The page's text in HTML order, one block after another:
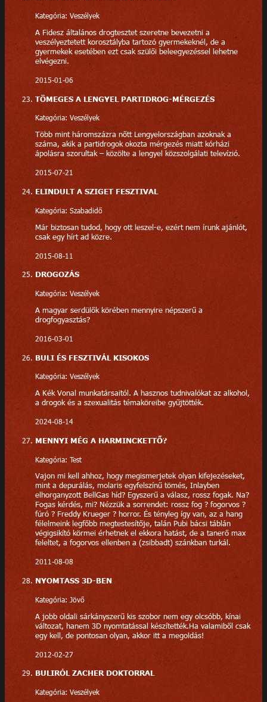
Kategória: Veszélyek
A Fidesz általános drogtesztet szeretne bevezetni a
veszélyeztetett korosztályba tartozó gyermekeknél, de a
gyermekek esetében ezt csak szülői beleegyezéssel lehetne
elvégezni.
2015-01-06
TÖMEGES A LENGYEL PARTIDROG-MÉRGEZÉS
Kategória: Veszélyek
Több mint háromszázra nőtt Lengyelországban azoknak a
száma, akik a partidrogok okozta mérgezés miatt kórházi
ápolásra szorultak – közölte a lengyel közszolgálati televízió.
2015-07-21
ELINDULT A SZIGET FESZTIVAL
Kategória: Szabadidő
Már biztosan tudod, hogy ott leszel-e, ezért nem írunk ajánlót,
csak egy hírt ad közre.
2015-08-11
DROGOZÁS
Kategória: Veszélyek
A magyar serdülők körében mennyire népszerű a
drogfogyasztás?
2016-03-01
BULI ÉS FESZTIVÁL KISOKOS
Kategória: Veszélyek
A Kék Vonal munkatársaitól. A hasznos tudnivalókat az alkohol,
a drogok és a szexualitás témaköreibe gyűjtötték.
2024-08-14
MENNYI MÉG A HARMINCKETTŐ?
Kategória: Test
Vajon mi kell ahhoz, hogy megismerjetek olyan kifejezéseket,
mint a depurálás, molaris egyfelszínű tömés, Inlayben
elhorganyzott BellGas híd? Egyszerű a válasz, rossz fogak. Na?
Fogas kérdés, mi? Nézzük a sorrendet: rossz fog ? fogorvos ?
fúró ? Freddy Krueger ? horror. És tényleg így van, az a hang
félelmeink legfőbb megtestesítője, talán Pubi bácsi táblán
végigsikító körmei érhetnek el ekkora hatást, de a tanerő max
feleltet, a fogorvos ellenben a (zsibbadt) szánkban turkál.
2011-08-08
NYOMTASS 3D-BEN
Kategória: Jövő
A jobb oldali sárkányszerű kis szobor nem egy olcsóbb, kínai
változat, hanem 3D nyomtatással készítették.Ha valamiből csak
egy kell, de pontosan olyan, akkor itt a megoldás!
2012-02-27
BULIRÓL ZACHER DOKTORRAL
Kategória: Veszélyek